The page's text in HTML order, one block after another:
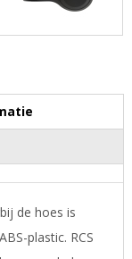
de hoes is
plastic. RCS